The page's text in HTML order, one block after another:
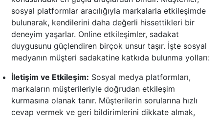
sosyal platformlar aracılığıyla markalarla etkileşimde
bulunarak, kendilerini daha değerli hissettikleri bir
deneyim yaşarlar. Online etkileşimler, sadakat
duygusunu güçlendiren birçok unsur taşır. İşte sosyal
medyanın müşteri sadakatine katkıda bulunma yolları:
İletişim ve Etkileşim: Sosyal medya platformları,
markaların müşterileriyle doğrudan etkileşim
kurmasına olanak tanır. Müşterilerin sorularına hızlı
cevap vermek ve geri bildirimlerini dikkate almak,